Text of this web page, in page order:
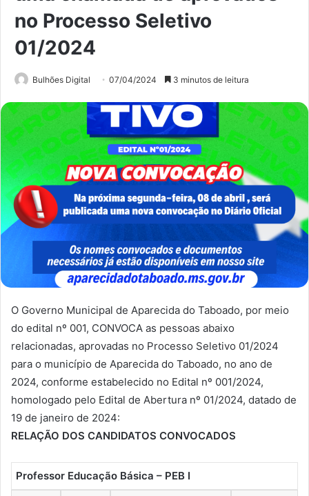
no Processo Seletivo
01/2024
Bulhões Digital 07/04/2024 3 minutos de leitura
O Governo Municipal de Aparecida do Taboado, por meio
do edital nº 001, CONVOCA as pessoas abaixo
relacionadas, aprovadas no Processo Seletivo 01/2024
para o município de Aparecida do Taboado, no ano de
2024, conforme estabelecido no Edital nº 001/2024,
homologado pelo Edital de Abertura nº 01/2024, datado de
19 de janeiro de 2024:
RELAÇÃO DOS CANDIDATOS CONVOCADOS
Professor Educação Básica – PEB I